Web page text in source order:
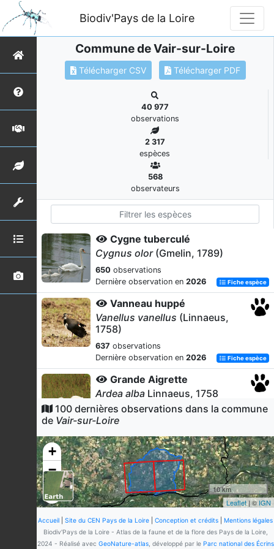
Biodiv'Pays de la Loire
Commune de Vair-sur-Loire
Télécharger CSV Télécharger PDF
40 977
observations
2 317
espèces
568
observateurs
Cygne tuberculé
Cygnus olor(Gmelin, 1789)
650 observations
Dernière observation en 2026 Fiche espèce
Vanneau huppé
Vanellus vanellus (Linnaeus,
1758)
637 observations
Dernière observation en 2026 Fiche espèce
Grande Aigrette
Ardea alba Linnaeus, 1758
590observations
Dernière observation en
Tadorne de Belon
Tadorna tadorna(Linnaeus, 1758)
587observations
Dernière observation en2026 Fiche espèce
Héron cendré
Ardea cinereaLinnaeus, 1758
582
observations
100 dernières observations dans la commune
de Vair-sur-Loire
+
−
10 km
Leaflet| ©IGN
Accueil Site du CEN Pays de la Loire Conception et crédits
Mentions légales
Biodiv'Pays de la Loire - Atlas de la faune et de la flore des Pays de la Loire,
2024 - Réalisé avec GeoNature-atlas, développé par le Parc national des Écrins